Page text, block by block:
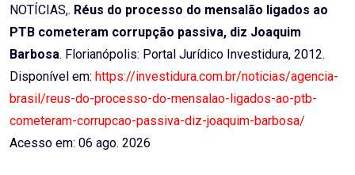
NOTÍCIAS,. Réus do processo do mensalão ligados ao
PTB cometeram corrupção passiva, diz Joaquim
Barbosa. Florianópolis: Portal Jurídico Investidura, 2012.
Disponível em: https://investidura.com.br/noticias/agencia-
brasil/reus-do-processo-do-mensalao-ligados-ao-ptb-
cometeram-corrupcao-passiva-diz-joaquim-barbosa/
Acesso em: 06 ago. 2026